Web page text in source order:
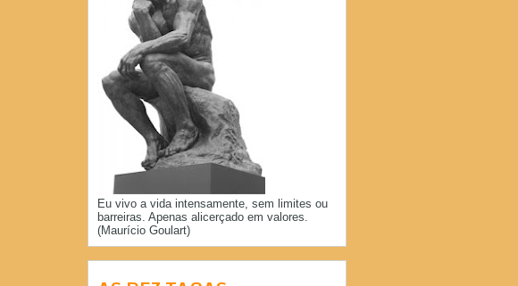
Eu vivo a vida intensamente, sem limites ou
barreiras. Apenas alicerçado em valores.
(Maurício Goulart)